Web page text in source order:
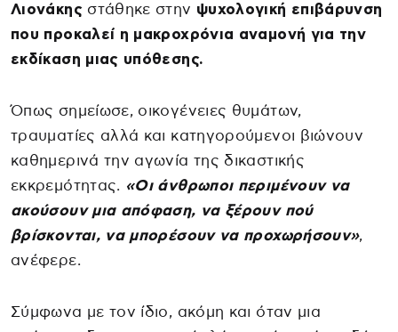
Λιονάκηςστάθηκε στην ψυχολογική επιβάρυνση
που προκαλεί η μακροχρόνια αναμονή για την
εκδίκαση μιας υπόθεσης.
Όπως σημείωσε, οικογένειες θυμάτων,
τραυματίες αλλά και κατηγορούμενοι βιώνουν
καθημερινά την αγωνία της δικαστικής
εκκρεμότητας. «Οι άνθρωποι περιμένουν να
ακούσουν μια απόφαση, να ξέρουν πού
βρίσκονται, να μπορέσουν να προχωρήσουν»,
ανέφερε.
Σύμφωνα με τον ίδιο, ακόμη και όταν μια